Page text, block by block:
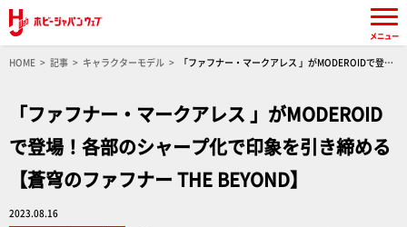
HOME 記事 キャラクターモデル
「ファフナー・マークアレス 」がMODEROIDで登
「ファフナー・マークアレス 」がMODEROID
で登場！各部のシャープ化で印象を引き締める
【蒼穹のファフナー THE BEYOND】
2023.08.16
メニュー